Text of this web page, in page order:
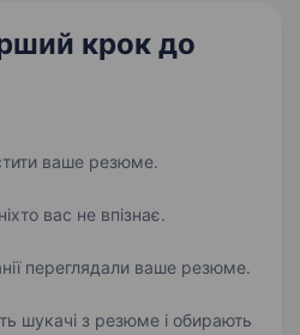
крок до
ваше резюме.
вас не впізнає.
переглядали ваше резюме.
шукачі з резюме і обирають